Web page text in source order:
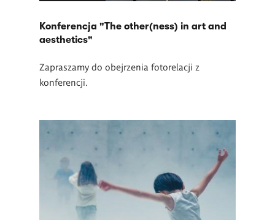
Konferencja "The other(ness) in art and
aesthetics"
Zapraszamy do obejrzenia fotorelacji z
konferencji.